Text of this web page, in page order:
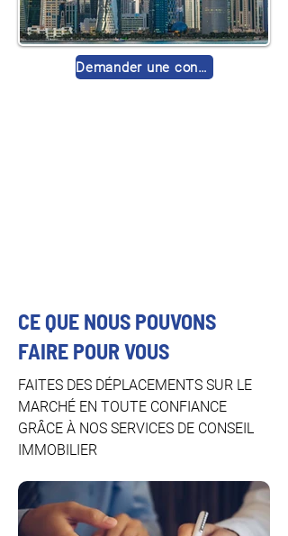
Demander une consultation gratuite
CE QUE NOUS POUVONS
FAIRE POUR VOUS
FAITES DES DÉPLACEMENTS SUR LE
MARCHÉ EN TOUTE CONFIANCE
GRÂCE À NOS SERVICES DE CONSEIL
IMMOBILIER